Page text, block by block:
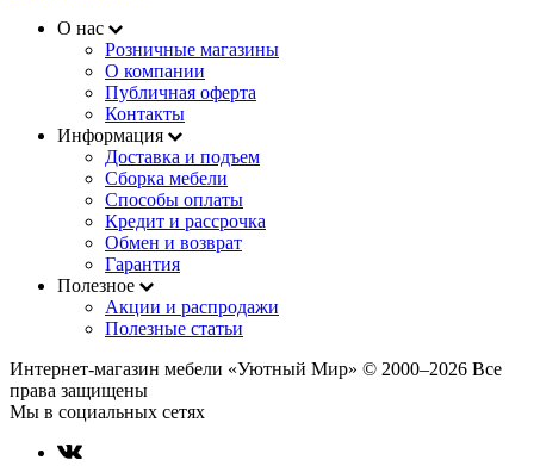
О нас
Розничные магазины
О компании
Публичная оферта
Контакты
Информация
Доставка и подъем
Сборка мебели
Способы оплаты
Кредит и рассрочка
Обмен и возврат
Гарантия
Полезное
Акции и распродажи
Полезные статьи
Интернет-магазин мебели «Уютный Мир» © 2000‒2026 Все
права защищены
Мы в социальных сетях